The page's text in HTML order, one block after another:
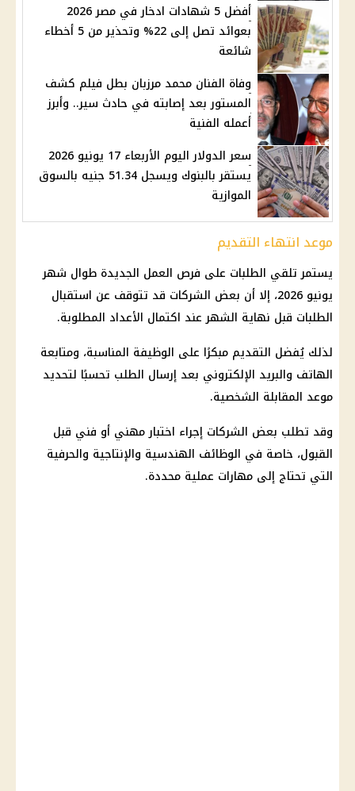
أفضل 5 شهادات ادخار في مصر 2026
بعوائد تصل إلى 22% وتحذير من 5 أخطاء
شائعة
وفاة الفنان محمد مرزبان بطل فيلم كشف
المستور بعد إصابته في حادث سير.. وأبرز
أعمله الفنية
سعر الدولار اليوم الأربعاء 17 يونيو 2026
يستقر بالبنوك ويسجل 51.34 جنيه بالسوق
الموازية
موعد انتهاء التقديم
يستمر تلقي الطلبات على فرص العمل الجديدة طوال شهر
يونيو 2026، إلا أن بعض الشركات قد تتوقف عن استقبال
الطلبات قبل نهاية الشهر عند اكتمال الأعداد المطلوبة.
لذلك يُفضل التقديم مبكرًا على الوظيفة المناسبة، ومتابعة
الهاتف والبريد الإلكتروني بعد إرسال الطلب تحسبًا لتحديد
موعد المقابلة الشخصية.
وقد تطلب بعض الشركات إجراء اختبار مهني أو فني قبل
القبول، خاصة في الوظائف الهندسية والإنتاجية والحرفية
التي تحتاج إلى مهارات عملية محددة.